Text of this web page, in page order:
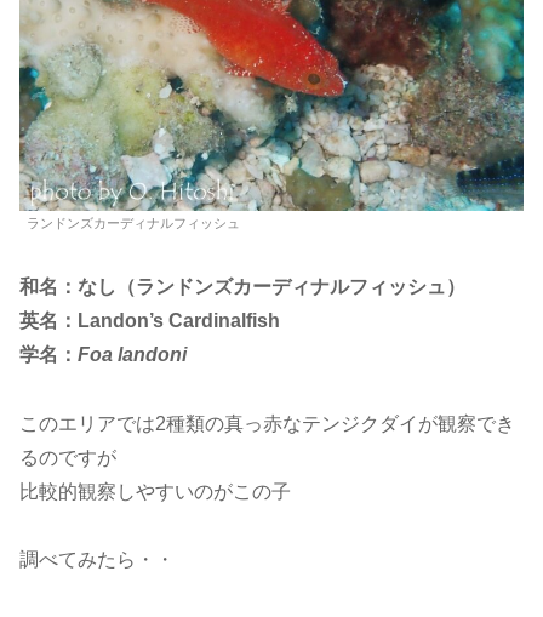
ランドンズカーディナルフィッシュ
和名：なし（ランドンズカーディナルフィッシュ）
英名：Landon’s Cardinalfish
学名： Foa landoni
このエリアでは2種類の真っ赤なテンジクダイが観察でき
るのですが
比較的観察しやすいのがこの子
調べてみたら・・